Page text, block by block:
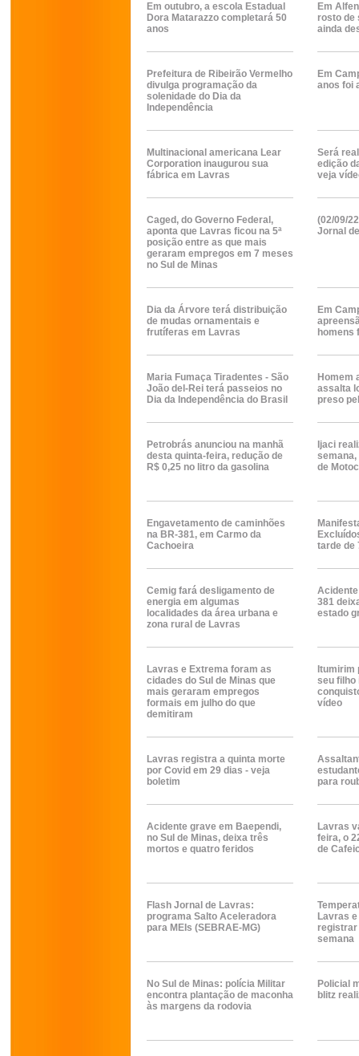
Em outubro, a escola Estadual
Dora Matarazzo completará 50
anos
Em
rosto de
ainda
Prefeitura de Ribeirão Vermelho
divulga programação da
solenidade do Dia da
Independência
Em
anos foi
Multinacional americana Lear
Corporation inaugurou sua
fábrica em Lavras
Será
edição
veja
Caged, do Governo Federal,
aponta que Lavras ficou na 5ª
posição entre as que mais
geraram empregos em 7 meses
no Sul de Minas
(02/09/
Jornal
Dia da Árvore terá distribuição
de mudas ornamentais e
frutíferas em Lavras
Em
homens
Maria Fumaça Tiradentes - São
João del-Rei terá passeios no
Dia da Independência do Brasil
Homem
assalta
preso
Petrobrás anunciou na manhã
desta quinta-feira, redução de
R$ 0,25 no litro da gasolina
Ijaci
semana,
de
Engavetamento de caminhões
na BR-381, em Carmo da
Cachoeira
tarde de
Cemig fará desligamento de
energia em algumas
localidades da área urbana e
zona rural de Lavras
381
estado
Lavras e Extrema foram as
cidades do Sul de Minas que
mais geraram empregos
formais em julho do que
demitiram
Itumirim
seu filho
vídeo
Lavras registra a quinta morte
por Covid em 29 dias - veja
boletim
para
Acidente grave em Baependi,
no Sul de Minas, deixa três
mortos e quatro feridos
Lavras
feira, o
de
Flash Jornal de Lavras:
programa Salto Aceleradora
para MEIs (SEBRAE-MG)
Lavras
registrar
semana
No Sul de Minas: polícia Militar
encontra plantação de maconha
às margens da rodovia
Policial
blitz